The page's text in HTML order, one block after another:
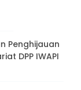
Penghijauan
Sekretariat DPP IWAPI